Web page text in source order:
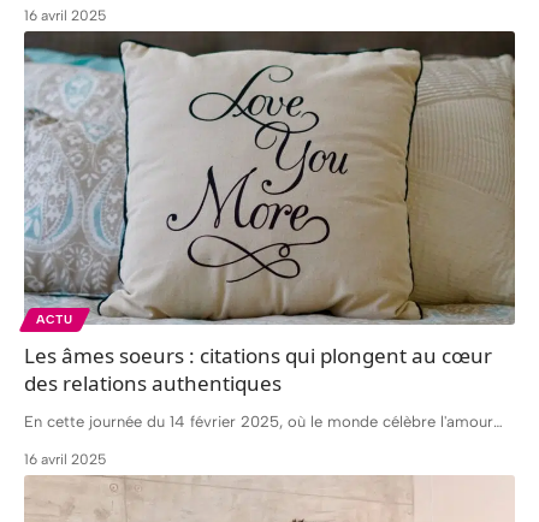
16 avril 2025
ACTU
Les âmes soeurs : citations qui plongent au cœur
des relations authentiques
En cette journée du 14 février 2025, où le monde célèbre l'amour…
16 avril 2025